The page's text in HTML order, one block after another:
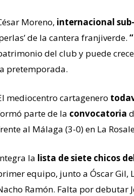
Moreno, internacional
de la cantera franjiverde.
del club y puede
pretemporada.
mediocentro cartagenero
parte de la convocatoria
al Málaga (3-0) en La
la lista de siete chicos
equipo, junto a Óscar Gil,
Ramón. Falta por debutar